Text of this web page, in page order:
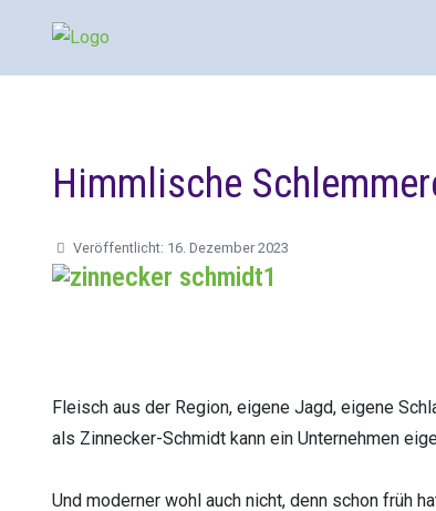
Himmlische
Veröffentlicht: 16. Dezember 2023
Fleisch aus der Region, eigene Jagd, eigene
als Zinnecker-Schmidt kann ein Unternehmen
Und moderner wohl auch nicht, denn schon früh